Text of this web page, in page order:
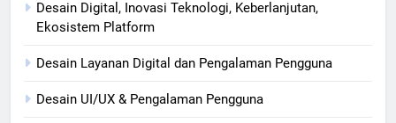
Desain Digital, Inovasi Teknologi, Keberlanjutan,
Ekosistem Platform
Desain Layanan Digital dan Pengalaman Pengguna
Desain UI/UX & Pengalaman Pengguna